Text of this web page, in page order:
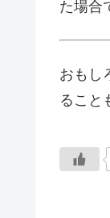
た場合
おもし
ること